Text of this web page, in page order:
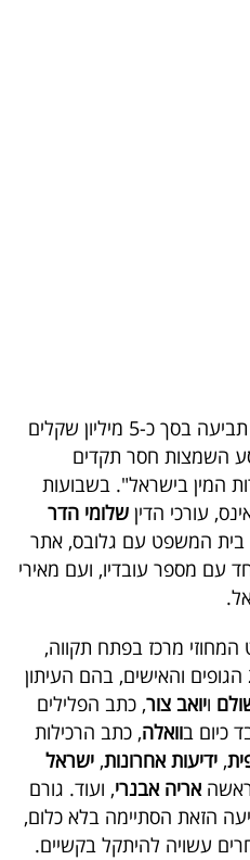
לפני כשנה וחצי הגישה אינס תביעה בסך כ-5 מיליון שקלים
"מסע השמצות חסר תקדים
המין בישראל". בשבועות
עורכי הדין שלומי הדר
בית המשפט עם גלובס, אתר
עם מספר עובדיו, ועם מאירי
מרכז בפתח תקווה,
ויואב צור, כתב הפלילים
כיום בוואלה, כתב הרכילות
, ידיעות אחרונות, ישראל
אריה אבנרי, ועוד. גורם
הזאת הסתיימה בלא כלום,